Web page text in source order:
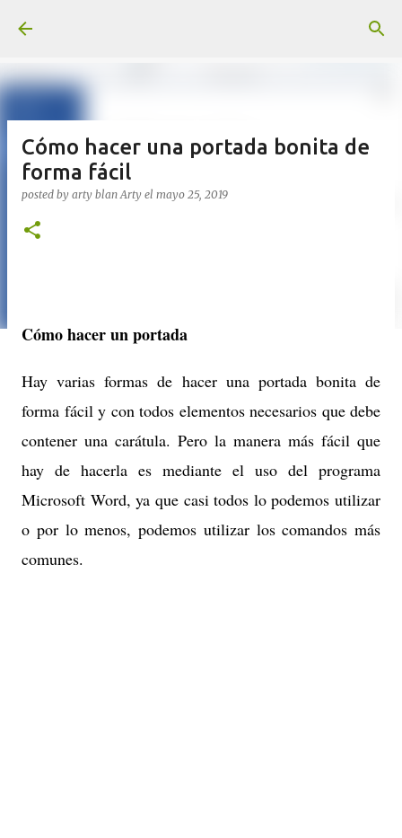
Cómo hacer una portada bonita de
forma fácil
posted by arty blanArty el mayo 25, 2019
Cómo hacer un portada
Hay varias formas de hacer una portada bonita de
forma fácil y con todos elementos necesarios que debe
contener una carátula. Pero la manera más fácil que
hay de hacerla es mediante el uso del programa
Microsoft Word, ya que casi todos lo podemos utilizar
o por lo menos, podemos utilizar los comandos más
comunes.